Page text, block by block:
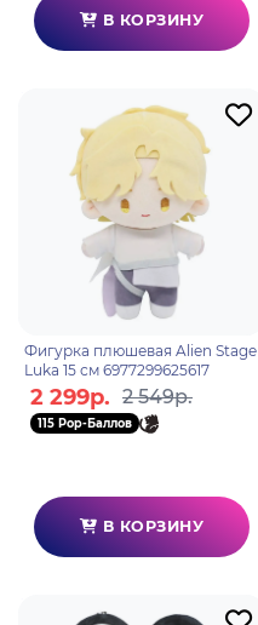
В КОРЗИНУ
Фигурка плюшевая Alien Stage
Luka 15 см 6977299625617
2 299р. 2 549р.
115 Pop-Баллов
В КОРЗИНУ